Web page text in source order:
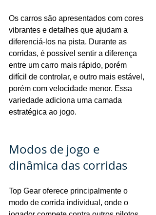
Os carros são apresentados com cores
vibrantes e detalhes que ajudam a
diferenciá-los na pista. Durante as
corridas, é possível sentir a diferença
entre um carro mais rápido, porém
difícil de controlar, e outro mais estável,
porém com velocidade menor. Essa
variedade adiciona uma camada
estratégica ao jogo.
Modos de jogo e
dinâmica das corridas
Top Gear oferece principalmente o
modo de corrida individual, onde o